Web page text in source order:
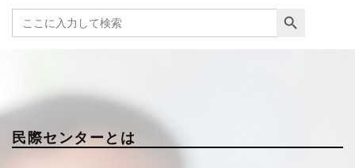
Search
for:
Search Button
民際センターとは